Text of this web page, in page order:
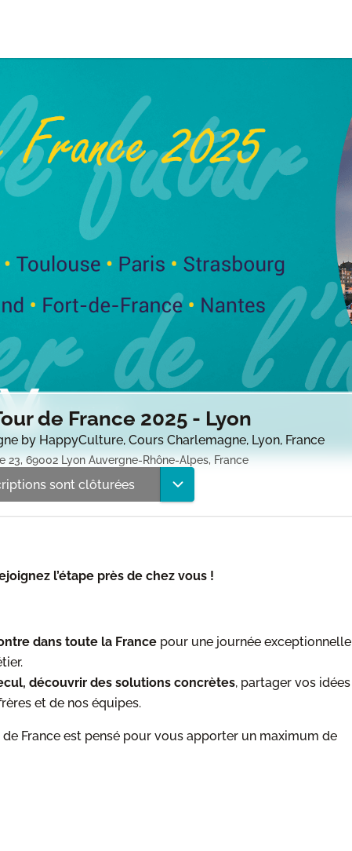
de France 2025 - Lyon
by HappyCulture, Cours Charlemagne, Lyon, France
23, 69002 Lyon Auvergne-Rhône-Alpes, France
sont clôturées
l’étape près de chez vous !
dans toute la France pour une journée exceptionnelle
découvrir des solutions concrètes, partager vos idées
et de nos équipes.
de France est pensé pour vous apporter un maximum de